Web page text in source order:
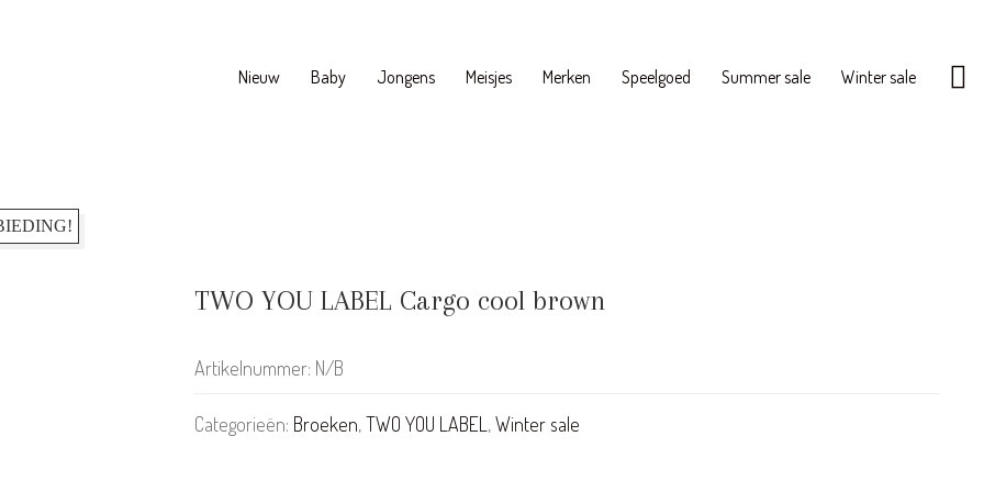
Nieuw Baby Jongens Meisjes Merken Speelgoed Summer sale Winter sale
TWO YOU LABEL Cargo cool brown
Artikelnummer: N/B
Categorieën: Broeken,TWO YOU LABEL ,Winter sale